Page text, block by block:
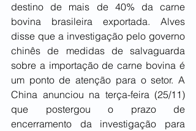
destino de mais de 40% da carne
bovina brasileira exportada. Alves
disse que a investigação pelo governo
chinês de medidas de salvaguarda
sobre a importação de carne bovina é
um ponto de atenção para o setor. A
China anunciou na terça-feira (25/11)
que postergou o prazo de
encerramento da investigação para